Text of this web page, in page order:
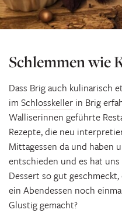
Schlemmen wie
Dass Brig auch kulinarisch
im Schlosskeller in Brig
Walliserinnen geführte
Rezepte, die neu
Mittagessen da und haben
entschieden und es hat
Dessert so gut
ein Abendessen noch
Glustig gemacht?